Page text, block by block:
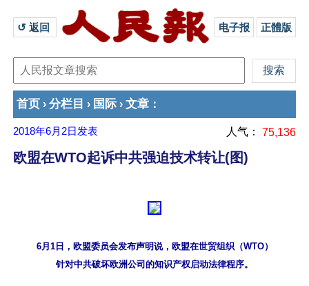
↺ 返回 电子报 正體版
首页 › 分栏目 › 国际 › 文章 ：
2018年6月2日 发表 人气： 75,136
欧盟在WTO起诉中共强迫技术转让(图)
6月1日，欧盟委员会发布声明说，欧盟在世贸组织（WTO）